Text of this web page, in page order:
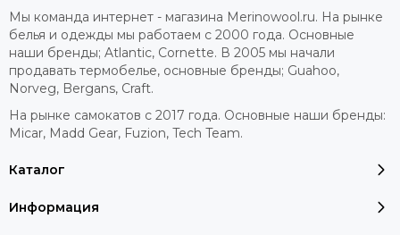
Каталог
Информация
Мы команда интернет - магазина Merinowool.ru. На рынке
белья и одежды мы работаем с 2000 года. Основные
наши бренды; Atlantic, Cornette. В 2005 мы начали
продавать термобелье, основные бренды; Guahoo,
Norveg, Bergans, Craft.
На рынке самокатов с 2017 года. Основные наши бренды:
Micar, Madd Gear, Fuzion, Tech Team.